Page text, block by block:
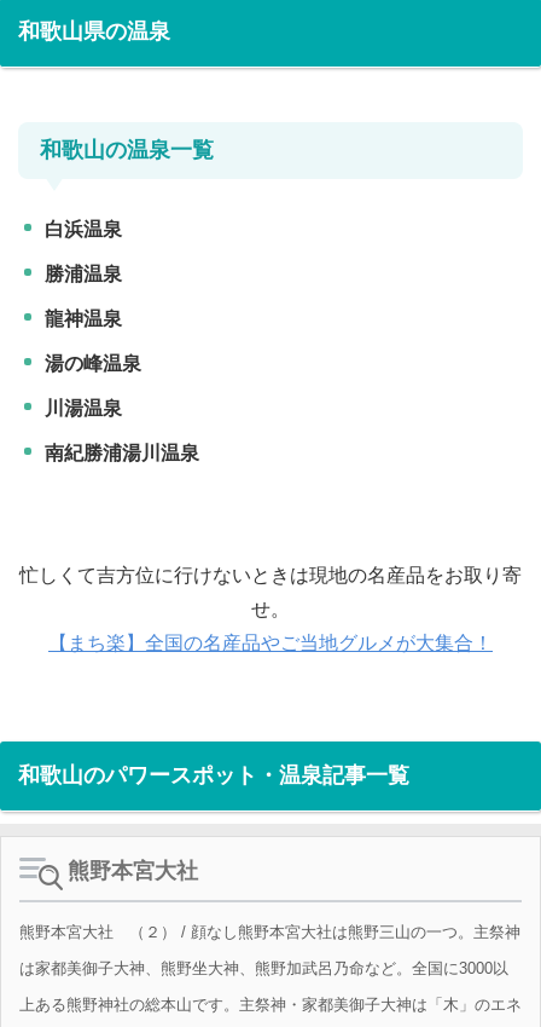
和歌山県の温泉
和歌山の温泉一覧
白浜温泉
勝浦温泉
龍神温泉
湯の峰温泉
川湯温泉
南紀勝浦湯川温泉
忙しくて吉方位に行けないときは現地の名産品をお取り寄
せ。
【まち楽】全国の名産品やご当地グルメが大集合！
和歌山のパワースポット・温泉記事一覧
熊野本宮大社
熊野本宮大社 （２） / 顔なし熊野本宮大社は熊野三山の一つ。主祭神
は家都美御子大神、熊野坐大神、熊野加武呂乃命など。全国に3000以
上ある熊野神社の総本山です。主祭神・家都美御子大神は「木」のエネ